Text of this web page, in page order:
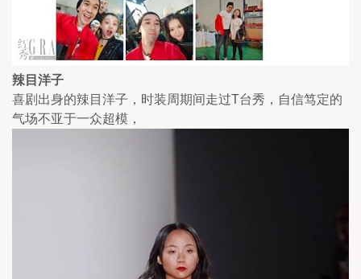
辣目洋子
喜剧出身的辣目洋子，时装周期间走过T台秀，自信笃定的
气场不亚于一众超模，